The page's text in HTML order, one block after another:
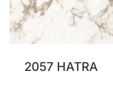
2057 HATRA